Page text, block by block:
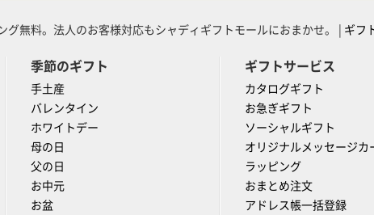
無料。法人のお客様対応もシャディギフトモールにおまかせ。 | ギフ
季節のギフト
手土産
バレンタイン
ホワイトデー
母の日
父の日
お中元
お盆
ギフトサービス
カタログギフト
お急ぎギフト
ソーシャルギフト
オリジナルメッセージカ
ラッピング
おまとめ注文
アドレス帳一括登録